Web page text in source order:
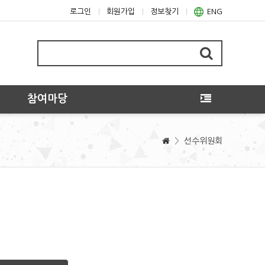
로그인 회원가입 정보찾기 ENG
참여마당
> 선수위원회